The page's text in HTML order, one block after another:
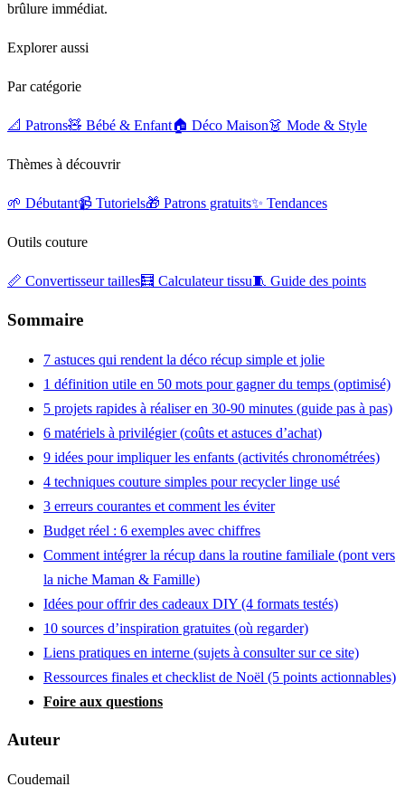
brûlure immédiat.
Explorer aussi
Par catégorie
📐 Patrons🧸 Bébé & Enfant🏠 Déco Maison👗 Mode & Style
Thèmes à découvrir
🌱 Débutant📹 Tutoriels🎁 Patrons gratuits✨ Tendances
Outils couture
📏 Convertisseur tailles🧮 Calculateur tissu🧵 Guide des points
Sommaire
7 astuces qui rendent la déco récup simple et jolie
1 définition utile en 50 mots pour gagner du temps (optimisé)
5 projets rapides à réaliser en 30-90 minutes (guide pas à pas)
6 matériels à privilégier (coûts et astuces d’achat)
9 idées pour impliquer les enfants (activités chronométrées)
4 techniques couture simples pour recycler linge usé
3 erreurs courantes et comment les éviter
Budget réel : 6 exemples avec chiffres
Comment intégrer la récup dans la routine familiale (pont vers
la niche Maman & Famille)
Idées pour offrir des cadeaux DIY (4 formats testés)
10 sources d’inspiration gratuites (où regarder)
Liens pratiques en interne (sujets à consulter sur ce site)
Ressources finales et checklist de Noël (5 points actionnables)
Foire aux questions
Auteur
Coudemail